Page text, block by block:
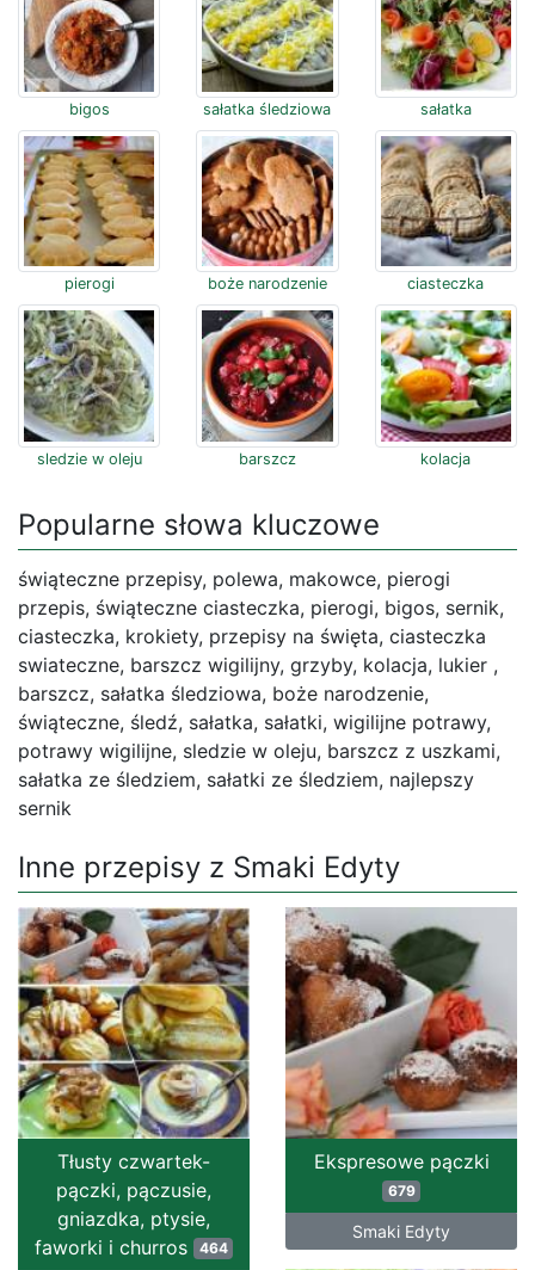
bigos sałatka śledziowa sałatka
pierogi boże narodzenie ciasteczka
sledzie w oleju barszcz kolacja
Popularne słowa kluczowe
świąteczne przepisy, polewa, makowce, pierogi
przepis, świąteczne ciasteczka, pierogi, bigos, sernik,
ciasteczka, krokiety, przepisy na święta, ciasteczka
swiateczne, barszcz wigilijny, grzyby, kolacja, lukier ,
barszcz, sałatka śledziowa, boże narodzenie,
świąteczne, śledź, sałatka, sałatki, wigilijne potrawy,
potrawy wigilijne, sledzie w oleju, barszcz z uszkami,
sałatka ze śledziem, sałatki ze śledziem, najlepszy
sernik
Inne przepisy z Smaki Edyty
Tłusty czwartek-
pączki, pączusie,
gniazdka, ptysie,
faworki i churros
464
Ekspresowe pączki
679
Smaki Edyty